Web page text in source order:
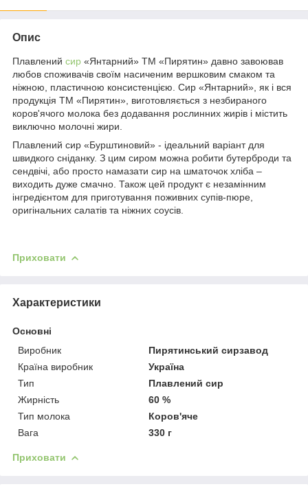
Опис
Плавлений сир «Янтарний» ТМ «Пирятин» давно завоював
любов споживачів своїм насиченим вершковим смаком та
ніжною, пластичною консистенцією. Сир «Янтарний», як і вся
продукція ТМ «Пирятин», виготовляється з незбираного
коров'ячого молока без додавання рослинних жирів і містить
виключно молочні жири.
Плавлений сир «Бурштиновий» - ідеальний варіант для
швидкого сніданку. З цим сиром можна робити бутерброди та
сендвічі, або просто намазати сир на шматочок хліба –
виходить дуже смачно. Також цей продукт є незамінним
інгредієнтом для приготування поживних супів-пюре,
оригінальних салатів та ніжних соусів.
Приховати
Характеристики
Основні
Виробник
Пирятинський сирзавод
Країна виробник
Україна
Тип
Плавлений сир
Жирність
60 %
Тип молока
Коров'яче
Вага
330 г
Приховати